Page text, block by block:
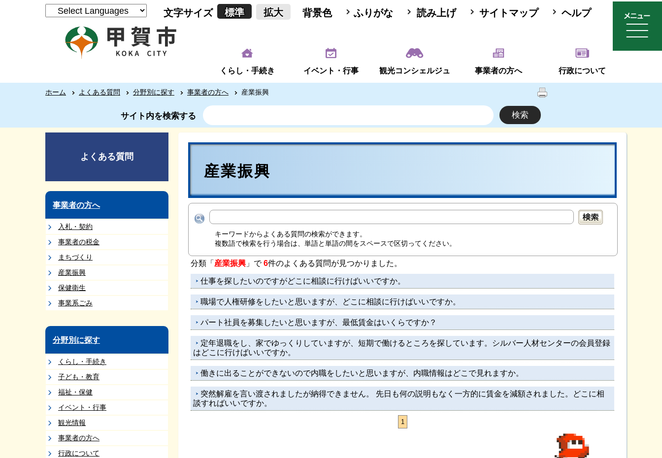
文字サイズ 標準 拡大 背景色 ふりがな 読み上げ サイトマップ ヘルプ
くらし・手続き イベント・行事 観光コンシェルジュ 事業者の方へ 行政について
ホーム よくある質問 分野別に探す 事業者の方へ 産業振興
サイト内を検索する
よくある質問
事業者の方へ
入札・契約
事業者の税金
まちづくり
産業振興
保健衛生
事業系ごみ
分野別に探す
くらし・手続き
子ども・教育
福祉・保健
イベント・行事
観光情報
事業者の方へ
行政について
産業振興
キーワードからよくある質問の検索ができます。
複数語で検索を行う場合は、単語と単語の間をスペースで区切ってください。
分類「 産業振興 」で6件のよくある質問が見つかりました。
仕事を探したいのですがどこに相談に行けばいいですか。
職場で人権研修をしたいと思いますが、どこに相談に行けばいいですか。
パート社員を募集したいと思いますが、最低賃金はいくらですか？
定年退職をし、家でゆっくりしていますが、短期で働けるところを探しています。シルバー人材センターの会員登録
はどこに行けばいいですか。
働きに出ることができないので内職をしたいと思いますが、内職情報はどこで見れますか。
突然解雇を言い渡されましたが納得できません。 先日も何の説明もなく一方的に賃金を減額されました。どこに相
談すればいいですか。
1